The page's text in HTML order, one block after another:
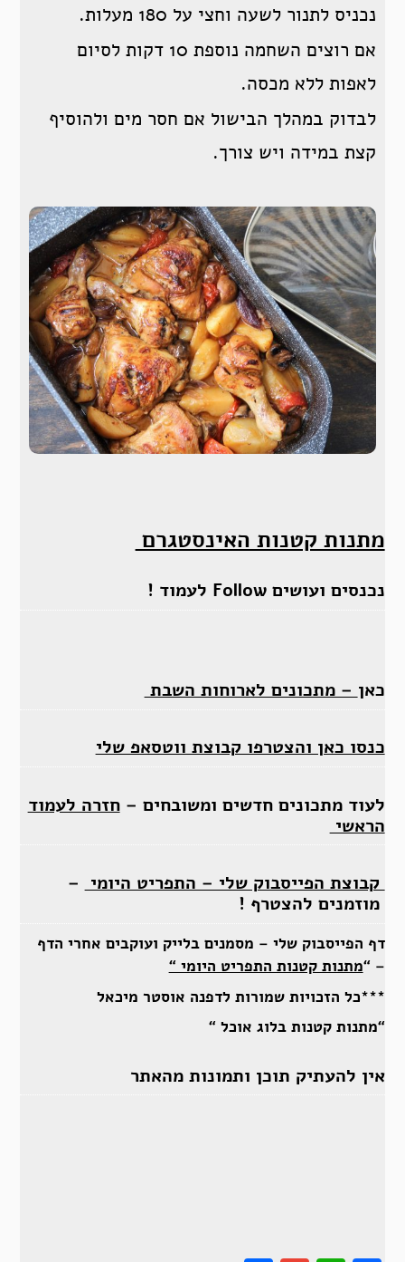
נכניס לתנור לשעה וחצי על 180 מעלות.
אם רוצים השחמה נוספת 10 דקות לסיום
לאפות ללא מכסה.
לבדוק במהלך הבישול אם חסר מים ולהוסיף
קצת במידה ויש צורך.
מתנות קטנות האינסטגרם
נכנסים ועושים Follow לעמוד !
כאן – מתכונים לארוחות השבת
כנסו כאן והצטרפו קבוצת ווטסאפ שלי
לעוד מתכונים חדשים ומשובחים –חזרה לעמוד
הראשי
קבוצת הפייסבוק שלי – התפריט היומי –
מוזמנים להצטרף !
דף הפייסבוק שלי – מסמנים בלייק ועוקבים אחרי הדף
– “מתנות קטנות התפריט היומי “
***כל הזכויות שמורות לדפנה אוסטר מיכאל
“מתנות קטנות בלוג אוכל “
אין להעתיק תוכן ותמונות מהאתר